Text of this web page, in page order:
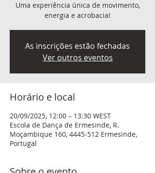
Uma experiência única de movimento,
energia e acrobacia!
As inscrições estão fechadas
Ver outros eventos
Horário e local
20/09/2025, 12:00 – 13:30 WEST
Escola de Dança de Ermesinde, R.
Moçambique 160, 4445-512 Ermesinde,
Portugal